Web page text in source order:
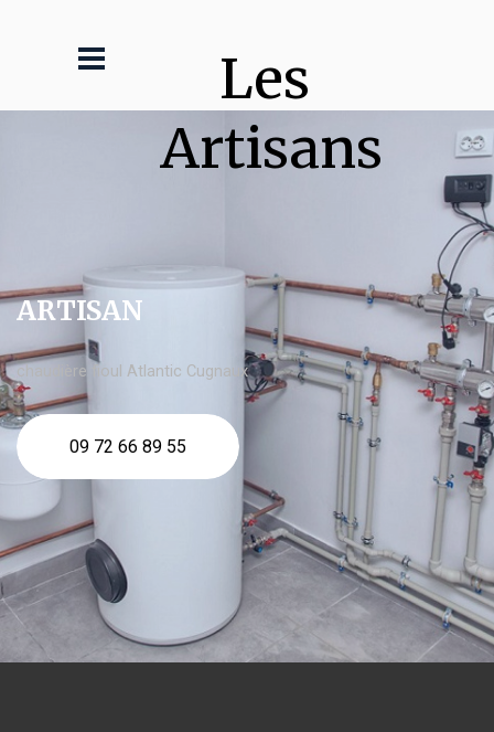
Les
Artisans
ARTISAN
chaudière fioul Atlantic Cugnaux
09 72 66 89 55